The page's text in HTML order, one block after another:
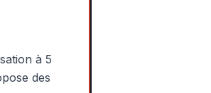
à 5
des